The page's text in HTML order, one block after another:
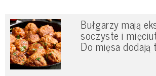
Bułgarzy mają
soczyste i
Do mięsa dodają